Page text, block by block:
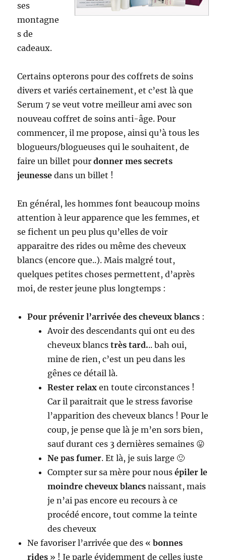
ses
montagne
s de
cadeaux.
Certains opterons pour des coffrets de soins
divers et variés certainement, et c’est là que
Serum 7 se veut votre meilleur ami avec son
nouveau coffret de soins anti-âge. Pour
commencer, il me propose, ainsi qu’à tous les
blogueurs/blogueuses qui le souhaitent, de
faire un billet pourdonner mes secrets
jeunesse dans un billet !
En général, les hommes font beaucoup moins
attention à leur apparence que les femmes, et
se fichent un peu plus qu’elles de voir
apparaitre des rides ou même des cheveux
blancs (encore que..). Mais malgré tout,
quelques petites choses permettent, d’après
moi, de rester jeune plus longtemps :
Pour prévenir l’arrivée des cheveux blancs :
Avoir des descendants qui ont eu des
cheveux blancs très tard... bah oui,
mine de rien, c’est un peu dans les
gênes ce détail là.
Rester relax en toute circonstances !
Car il paraitrait que le stress favorise
l’apparition des cheveux blancs ! Pour le
coup, je pense que là je m’en sors bien,
sauf durant ces 3 dernières semaines 😛
Ne pas fumer. Et là, je suis large 🙂
Compter sur sa mère pour nousépiler le
moindre cheveux blancs naissant, mais
je n’ai pas encore eu recours à ce
procédé encore, tout comme la teinte
des cheveux
Ne favoriser l’arrivée que des «bonnes
rides » ! Je parle évidemment de celles juste